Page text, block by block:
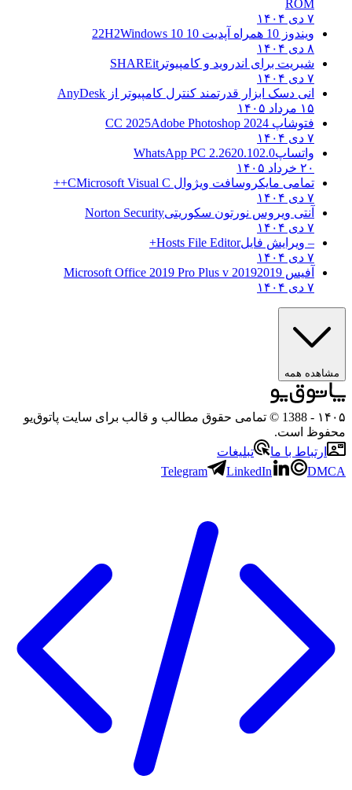
ROM
۷ دی ۱۴۰۴
ویندوز 10 همراه آپدیت 10 22H2
Windows 10
۸ دی ۱۴۰۴
شیریت برای اندروید و کامپیوتر SHAREit
۷ دی ۱۴۰۴
انی دسک ابزار قدرتمند کنترل کامپیوتر از AnyDesk
۱۵ مرداد ۱۴۰۵
فتوشاپ CC 2025 Adobe Photoshop 2024
۷ دی ۱۴۰۴
واتساپWhatsApp PC 2.2620.102.0
۲۰ خرداد ۱۴۰۵
تمامی مایکروسافت ویژوال C Microsoft Visual C++
۷ دی ۱۴۰۴
آنتی ویروس نورتون سکوریتیNorton Security
۷ دی ۱۴۰۴
– ویرایش فایلHosts File Editor+
۷ دی ۱۴۰۴
آفیس 2019 2019 Microsoft Office 2019 Pro Plus v
۷ دی ۱۴۰۴
مشاهده همه
۱۴۰۵
- 1388 © تمامی حقوق مطالب و قالب برای سایت پاتوق‌یو
محفوظ است.
ارتباط با ما
تبلیغات
Telegram
LinkedIn DMCA